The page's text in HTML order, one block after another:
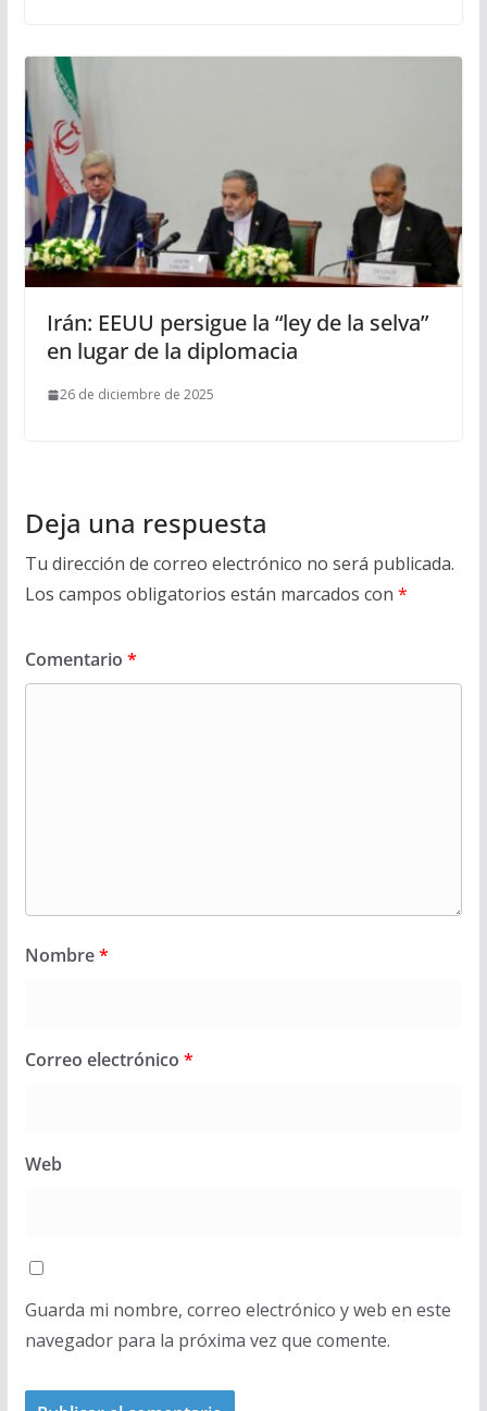
Irán: EEUU persigue la “ley de la selva”
en lugar de la diplomacia
26 de diciembre de 2025
Deja una respuesta
Tu dirección de correo electrónico no será publicada.
Los campos obligatorios están marcados con *
Comentario *
Nombre*
Correo electrónico *
Web
Guarda mi nombre, correo electrónico y web en este
navegador para la próxima vez que comente.